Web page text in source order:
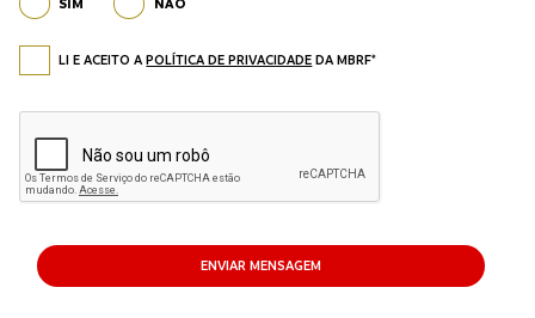
SIM NÃO
LI E ACEITO APOLÍTICA DE PRIVACIDADE DA MBRF*
ENVIAR MENSAGEM